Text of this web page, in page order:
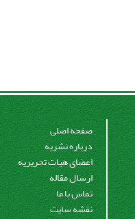
صفحه اصلی
درباره نشریه
اعضای هیات تحریریه
ارسال مقاله
تماس با ما
نقشه سایت